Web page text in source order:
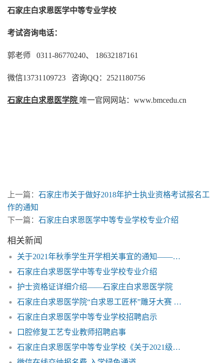
石家庄白求恩医学中等专业学校
考试咨询电话：
郭老师 0311-86770240、 18632187161
微信13731109723 咨询QQ：2521180756
石家庄白求恩医学院 唯一官网网站：www.bmcedu.cn
上一篇： 石家庄市关于做好2018年护士执业资格考试报名工
作的通知
下一篇： 石家庄白求恩医学中等专业学校专业介绍
相关新闻
关于2021年秋季学生开学相关事宜的通知——石家庄白求恩医学中等专业学校
石家庄白求恩医学中等专业学校专业介绍
护士资格证详细介绍——石家庄白求恩医学院
石家庄白求恩医学院“白求恩工匠杯”雕牙大赛 获得圆满成功
石家庄白求恩医学中等专业学校招聘启示
口腔修复工艺专业教师招聘启事
石家庄白求恩医学中等专业学校《关于2021级秋季新生开学相关事宜的公告》相关内容的说明